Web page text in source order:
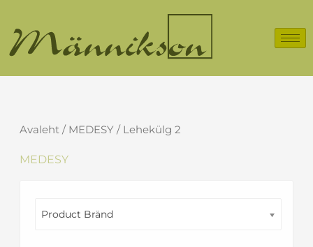
content
Avaleht / MEDESY / Lehekülg 2
MEDESY
Product Bränd